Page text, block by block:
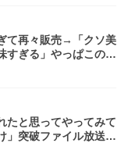
て再々販売→「クソ美
すぎる」やっぱこのク
たと思ってやってみて
」突破ファイル放送で